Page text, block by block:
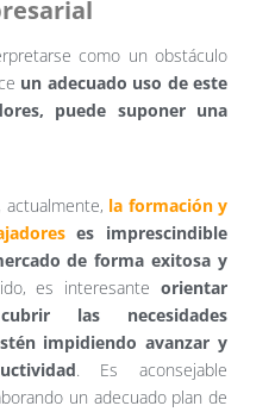
como un obstáculo
un adecuado uso de este
puede suponer una
actualmente, la formación y
es imprescindible
de forma exitosa y
es interesante orientar
las necesidades
impidiendo avanzar y
. Es aconsejable
un adecuado plan de